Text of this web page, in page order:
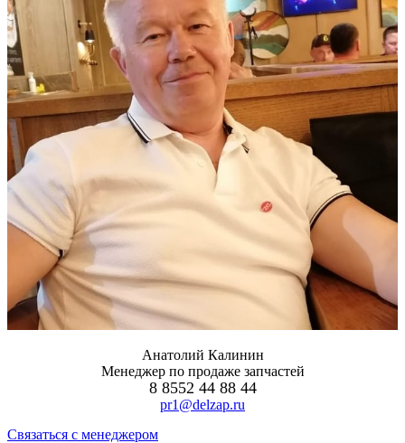
Анатолий Калинин
Менеджер по продаже запчастей
8 8552 44 88 44
pr1@delzap.ru
Cвязаться с менеджером